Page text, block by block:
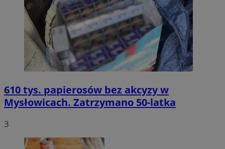
610 tys. papierosów bez akcyzy w
Mysłowicach. Zatrzymano 50-latka
3